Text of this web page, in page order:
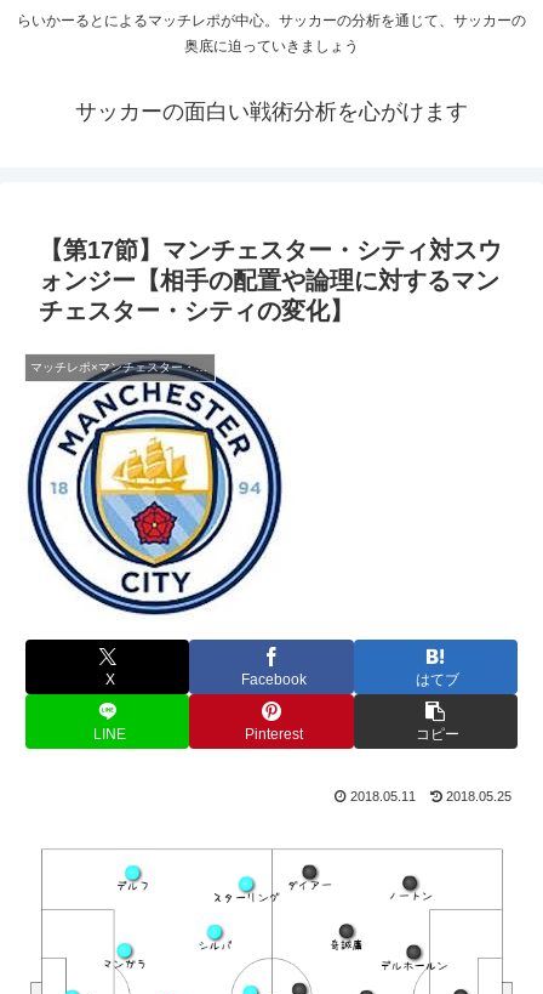
らいかーるとによるマッチレポが中心。サッカーの分析を通じて、サッカーの
奥底に迫っていきましょう
サッカーの面白い戦術分析を心がけます
【第17節】マンチェスター・シティ対スウ
ォンジー【相手の配置や論理に対するマン
チェスター・シティの変化】
マッチレポ×マンチェスター・シティ1718
X Facebook はてブ
LINE Pinterest コピー
2018.05.11 2018.05.25